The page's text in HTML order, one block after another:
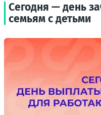
Сегодня — день
семьям с детьми